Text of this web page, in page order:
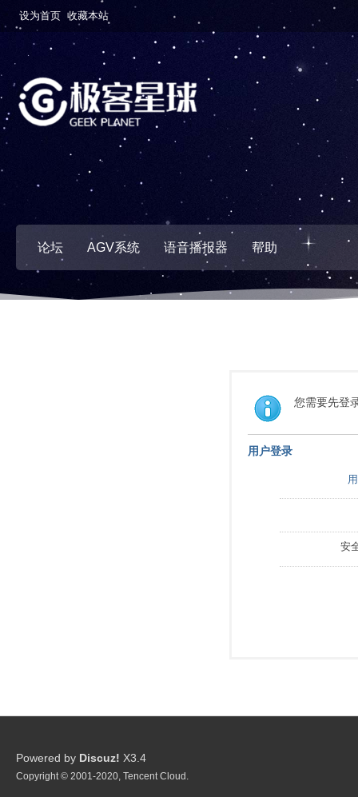
设为首页 收藏本站
论坛 AGV系统 语音播报器 帮助
您需要先登
用户登录
安
Powered by Discuz! X3.4
Copyright © 2001-2020, Tencent Cloud.